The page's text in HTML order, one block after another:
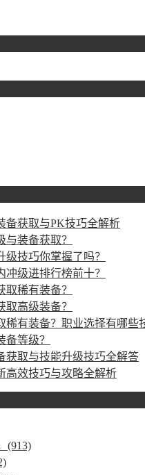
备获取与PK技巧全解析
装备获取？
技巧你掌握了吗？
级进排行榜前十？
稀有装备？
高级装备？
有装备？职业选择有哪些
等级？
获取与技能升级技巧全解答
高效技巧与攻略全解析
(913)